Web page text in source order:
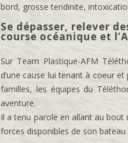
bord, grosse tendinite,
Se dépasser, relever
course océanique et
Sur Team Plastique-AFM
d’une cause lui tenant à coeur
familles, les équipes du
aventure.
Il a tenu parole en allant au
forces disponibles de son bateau